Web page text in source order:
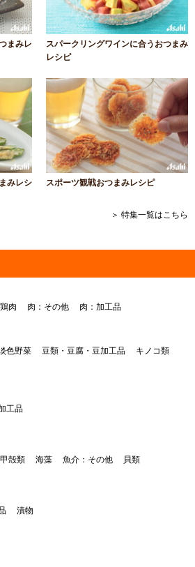
まみレ
スパークリングワインに合うおつまみ
レシピ
みレシ
スポーツ観戦おつまみレシピ
＞ 特集一覧はこちら
鶏肉 肉：その他 肉：加工品
色野菜 豆類・豆腐・豆加工品
キノコ類
工品
甲殻類 海藻 魚介：その他 貝類
漬物